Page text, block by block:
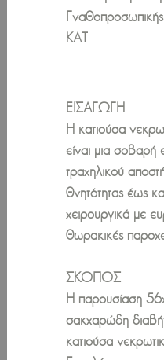
ΚΑΤ
ΕΙΣΑΓΩΓΗ
Η κατιούσα
είναι μια σοβαρή
τραχηλικού
θνητότητας έως
χειρουργικά με
θωρακικές
ΣΚΟΠΟΣ
Η παρουσίαση
σακχαρώδη
κατιούσα